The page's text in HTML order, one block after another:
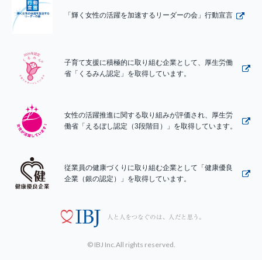
「輝く女性の活躍を加速するリーダーの会」行動宣言
子育て支援に積極的に取り組む企業として、厚生労働
省「くるみん認定」を取得しています。
女性の活躍推進に関する取り組みが評価され、厚生労
働省「えるぼし認定（3段階目）」を取得しています。
従業員の健康づくりに取り組む企業として「健康優良
企業（銀の認定）」を取得しています。
© IBJ Inc.All rights reserved.